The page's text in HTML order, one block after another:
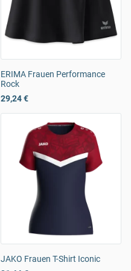
ERIMA Frauen Performance
Rock
29,24 €
JAKO Frauen T-Shirt Iconic